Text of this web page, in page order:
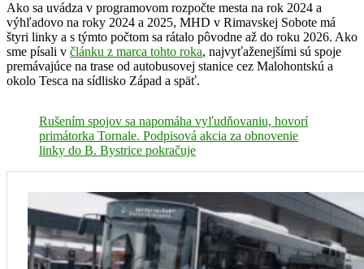
Ako sa uvádza v programovom rozpočte mesta na rok 2024 a
výhľadovo na roky 2024 a 2025, MHD v Rimavskej Sobote má
štyri linky a s týmto počtom sa rátalo pôvodne až do roku 2026. Ako
sme písali v článku z marca tohto roka, najvyťaženejšími sú spoje
premávajúce na trase od autobusovej stanice cez Malohontskú a
okolo Tesca na sídlisko Západ a späť.
Rušením spojov sa napomáha vyľudňovaniu, hovorí
primátorka Tornale. Podpisová akcia za obnovenie
linky do B. Bystrice pokračuje